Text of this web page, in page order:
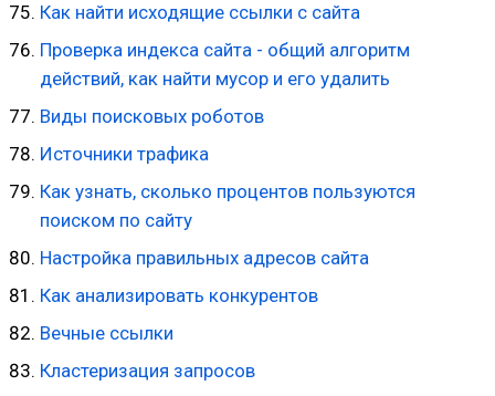
Как найти исходящие ссылки с сайта
Проверка индекса сайта - общий алгоритм
действий, как найти мусор и его удалить
Виды поисковых роботов
Источники трафика
Как узнать, сколько процентов пользуются
поиском по сайту
Настройка правильных адресов сайта
Как анализировать конкурентов
Вечные ссылки
Кластеризация запросов